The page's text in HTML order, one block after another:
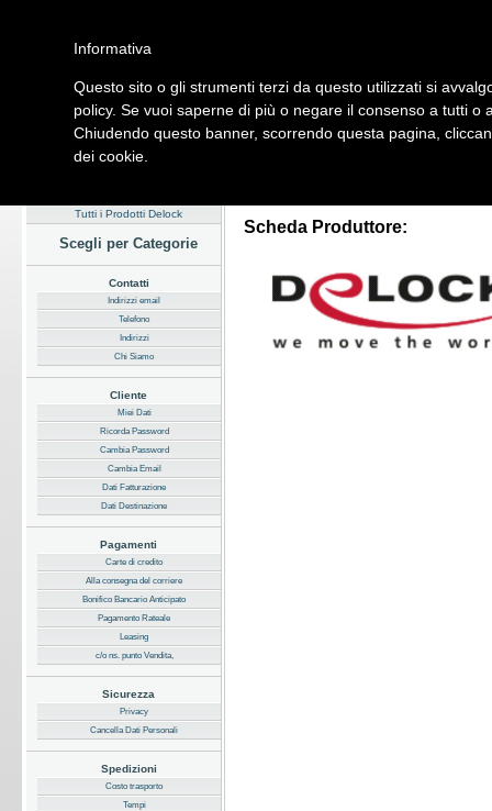
Home Listino Marchi Dati Cliente Servizi Company
Hardware Software Fotografia Telefonia Audio Video
Tutti i Prodotti Delock
Scegli per Categorie
Contatti
Indirizzi email
Telefono
Indirizzi
Chi Siamo
Cliente
Miei Dati
Ricorda Password
Cambia Password
Cambia Email
Dati Fatturazione
Dati Destinazione
Pagamenti
Carte di credito
Alla consegna del corriere
Bonifico Bancario Anticipato
Pagamento Rateale
Leasing
c/o ns. punto Vendita,
Sicurezza
Privacy
Cancella Dati Personali
Spedizioni
Costo trasporto
Tempi
Scheda Produttore:
Informativa
Questo sito o gli strumenti terzi da questo utilizzati si
policy. Se vuoi saperne di più o negare il consenso a tutti o
Chiudendo questo banner, scorrendo questa pagina,
dei cookie.